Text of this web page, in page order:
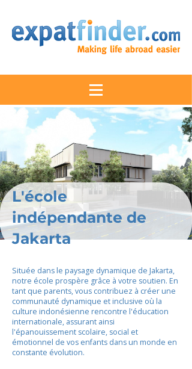
L'école
indépendante de
Jakarta
Située dans le paysage dynamique de Jakarta,
notre école prospère grâce à votre soutien. En
tant que parents, vous contribuez à créer une
communauté dynamique et inclusive où la
culture indonésienne rencontre l'éducation
internationale, assurant ainsi
l'épanouissement scolaire, social et
émotionnel de vos enfants dans un monde en
constante évolution.